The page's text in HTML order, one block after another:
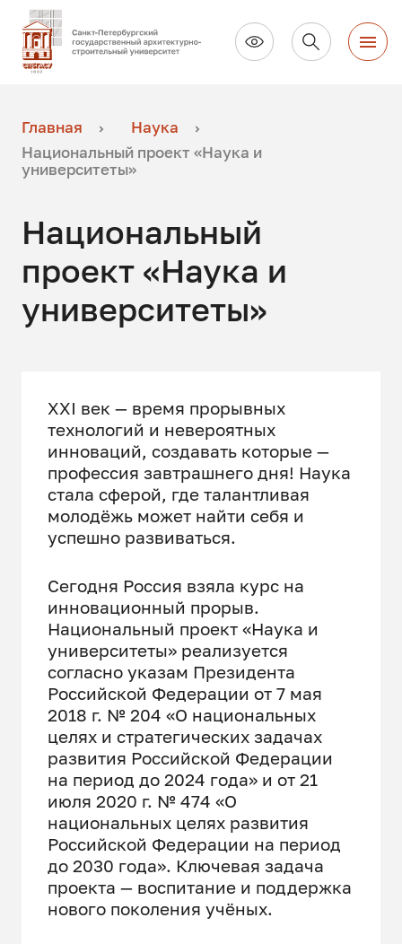
Главная
Наука
Национальный проект «Наука и
университеты»
Национальный
проект «Наука и
университеты»
XXI век — время прорывных
технологий и невероятных
инноваций, создавать которые —
профессия завтрашнего дня! Наука
стала сферой, где талантливая
молодёжь может найти себя и
успешно развиваться.
Сегодня Россия взяла курс на
инновационный прорыв.
Национальный проект «Наука и
университеты» реализуется
согласно указам Президента
Российской Федерации от 7 мая
2018 г. № 204 «О национальных
целях и стратегических задачах
развития Российской Федерации
на период до 2024 года» и от 21
июля 2020 г. № 474 «О
национальных целях развития
Российской Федерации на период
до 2030 года». Ключевая задача
проекта — воспитание и поддержка
нового поколения учёных.